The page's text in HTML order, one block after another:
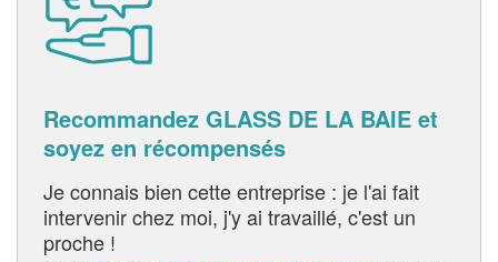
Recommandez GLASS DE LA BAIE et
soyez en récompensés
Je connais bien cette entreprise : je l'ai fait
intervenir chez moi, j'y ai travaillé, c'est un
proche !